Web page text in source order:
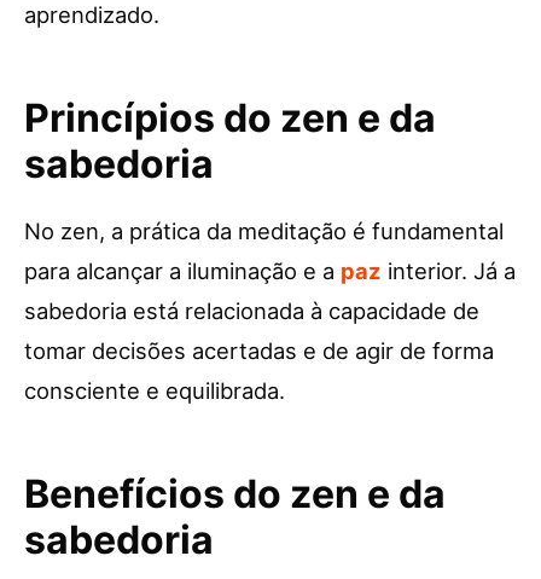
aprendizado.
Princípios do zen e da
sabedoria
No zen, a prática da meditação é fundamental
para alcançar a iluminação e a paz interior. Já a
sabedoria está relacionada à capacidade de
tomar decisões acertadas e de agir de forma
consciente e equilibrada.
Benefícios do zen e da
sabedoria